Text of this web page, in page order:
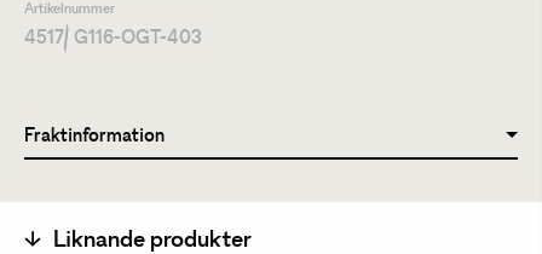
Artikelnummer
4517/ G116-OGT-403
Fraktinformation
Liknande produkter